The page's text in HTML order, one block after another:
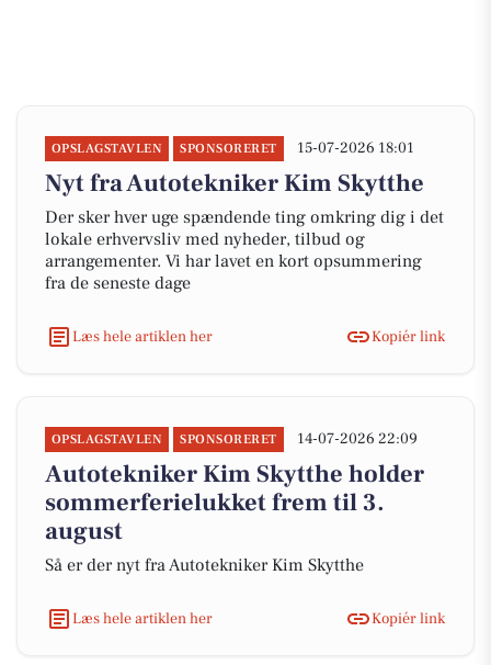
OPSLAGSTAVLEN SPONSORERET 15-07-2026 18:01
Nyt fra Autotekniker Kim Skytthe
Der sker hver uge spændende ting omkring dig i det
lokale erhvervsliv med nyheder, tilbud og
arrangementer. Vi har lavet en kort opsummering
fra de seneste dage
Læs hele artiklen her Kopiér link
OPSLAGSTAVLEN SPONSORERET 14-07-2026 22:09
Autotekniker Kim Skytthe holder
sommerferielukket frem til 3.
august
Så er der nyt fra Autotekniker Kim Skytthe
Læs hele artiklen her Kopiér link